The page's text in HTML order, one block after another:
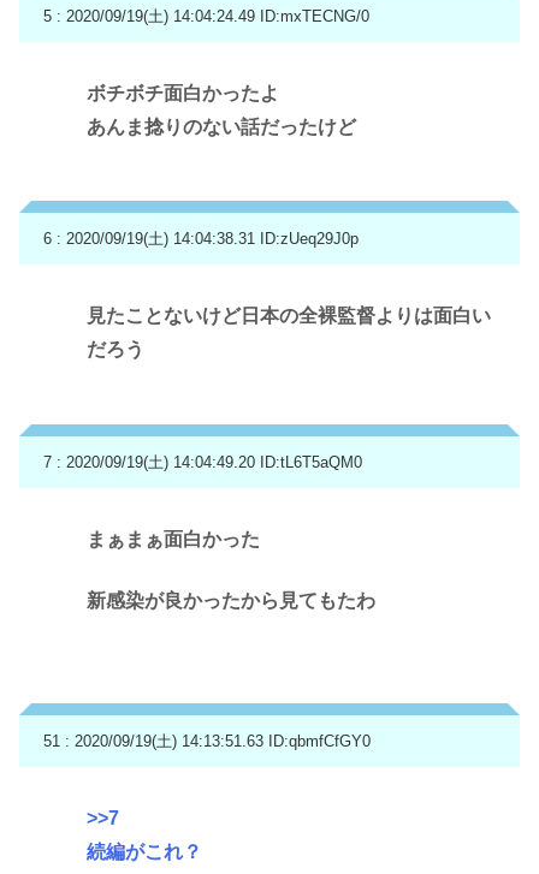
5 : 2020/09/19(土) 14:04:24.49 ID:mxTECNG/0
ボチボチ面白かったよ
あんま捻りのない話だったけど
6 : 2020/09/19(土) 14:04:38.31 ID:zUeq29J0p
見たことないけど日本の全裸監督よりは面白い
だろう
7 : 2020/09/19(土) 14:04:49.20 ID:tL6T5aQM0
まぁまぁ面白かった
新感染が良かったから見てもたわ
51 : 2020/09/19(土) 14:13:51.63 ID:qbmfCfGY0
>>7
続編がこれ？